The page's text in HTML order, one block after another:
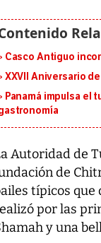
Casco Antiguo
XXVII Aniversario
Panamá impulsa el
Autoridad de
de
típicos que
por las
y una